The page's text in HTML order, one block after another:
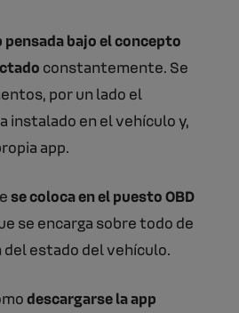
pensada bajo el concepto
constantemente. Se
por un lado el
instalado en el vehículo y,
app.
se coloca en el puesto OBD
se encarga sobre todo de
estado del vehículo.
descargarse la app